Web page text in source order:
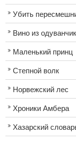
Убить
Вино из
Маленький принц
Степной волк
Норвежский лес
Хроники Амбера
Хазарский